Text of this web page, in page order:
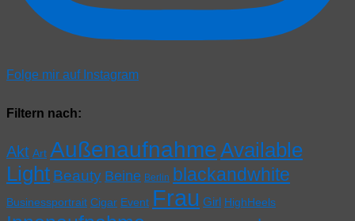
Folge mir auf Instagram
Filtern nach:
Akt Art AußenaufnahmeAvailable
Light Beauty Beine Berlin blackandwhite
Businessportrait Cigar Event Frau Girl HighHeels